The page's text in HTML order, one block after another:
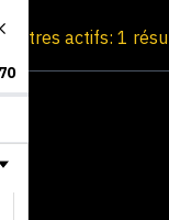
Filtres actifs: 1